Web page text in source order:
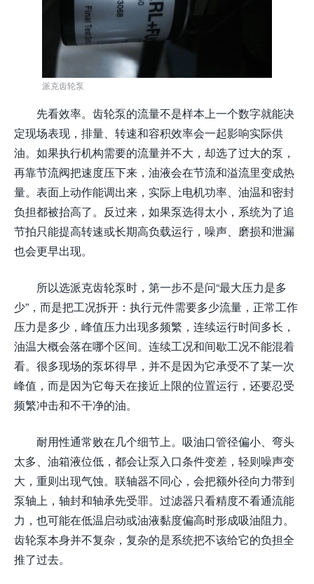
派克齿轮泵
先看效率。齿轮泵的流量不是样本上一个数字就能决
定现场表现，排量、转速和容积效率会一起影响实际供
油。如果执行机构需要的流量并不大，却选了过大的泵，
再靠节流阀把速度压下来，油液会在节流和溢流里变成热
量。表面上动作能调出来，实际上电机功率、油温和密封
负担都被抬高了。反过来，如果泵选得太小，系统为了追
节拍只能提高转速或长期高负载运行，噪声、磨损和泄漏
也会更早出现。
所以选派克齿轮泵时，第一步不是问“最大压力是多
少”，而是把工况拆开：执行元件需要多少流量，正常工作
压力是多少，峰值压力出现多频繁，连续运行时间多长，
油温大概会落在哪个区间。连续工况和间歇工况不能混着
看。很多现场的泵坏得早，并不是因为它承受不了某一次
峰值，而是因为它每天在接近上限的位置运行，还要忍受
频繁冲击和不干净的油。
耐用性通常败在几个细节上。吸油口管径偏小、弯头
太多、油箱液位低，都会让泵入口条件变差，轻则噪声变
大，重则出现气蚀。联轴器不同心，会把额外径向力带到
泵轴上，轴封和轴承先受罪。过滤器只看精度不看通流能
力，也可能在低温启动或油液黏度偏高时形成吸油阻力。
齿轮泵本身并不复杂，复杂的是系统把不该给它的负担全
推了过去。